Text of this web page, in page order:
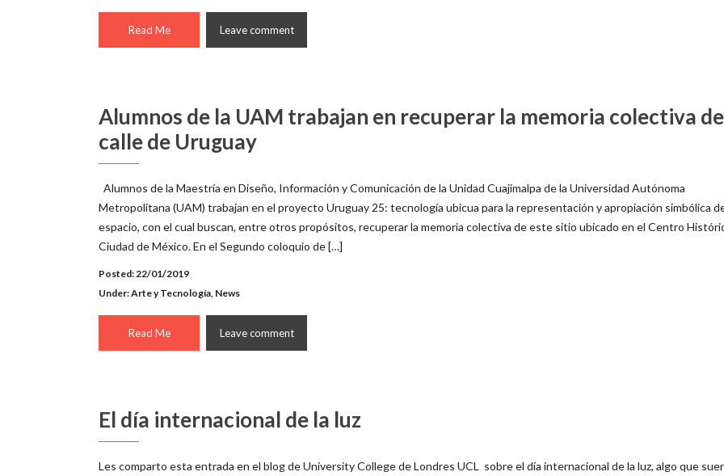
Read Me Leave comment
Alumnos de la UAM trabajan en recuperar la memoria colectiva
calle de Uruguay
Alumnos de la Maestría en Diseño, Información y Comunicación de la Unidad Cuajimalpa de la Universidad Autónoma
Metropolitana (UAM) trabajan en el proyecto Uruguay 25: tecnología ubicua para la representación y apropiación simbólica
espacio, con el cual buscan, entre otros propósitos, recuperar la memoria colectiva de este sitio ubicado en el Centro
Ciudad de México. En el Segundo coloquio de […]
Posted: 22/01/2019
Under:Arte y Tecnología, News
Read Me Leave comment
El día internacional de la luz
Les comparto esta entrada en el blog de University College de Londres UCL sobre el día internacional de la luz, algo que